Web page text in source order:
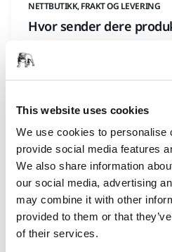
This website uses cookies
We use cookies to personalise
provide social media features
We also share information
our social media, advertising
may combine it with other
provided to them or that
of their services.
NETTBUTIKK, FRAKT OG LEVERING
Hvor sender dere
Vid leverer innenfor Norge,
NETTBUTIKK, FRAKT OG LEVERING
Kan jeg få bestillingen
annen
Du kan angi en annen
faktureringsadressen når
kassen.